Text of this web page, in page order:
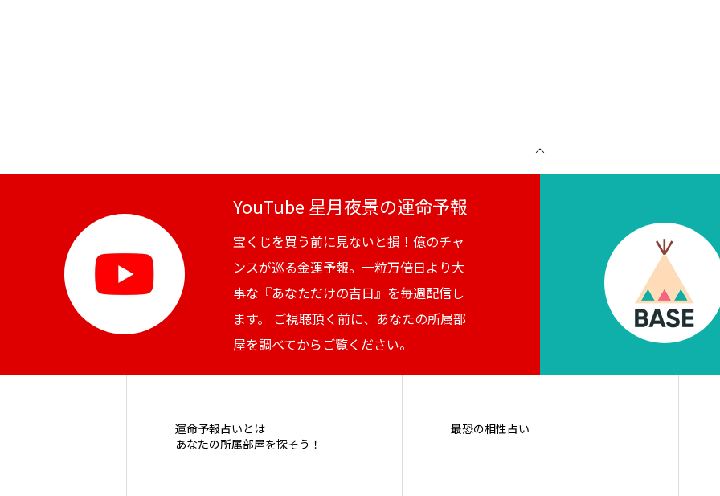
YouTube 星月夜景の運命予報
宝くじを買う前に見ないと損！億のチャ
ンスが巡る金運予報。一粒万倍日より大
事な『あなただけの吉日』を毎週配信し
ます。 ご視聴頂く前に、あなたの所属部
屋を調べてからご覧ください。
運命予報占いとは
あなたの所属部屋を探そう！
最恐の相性占い